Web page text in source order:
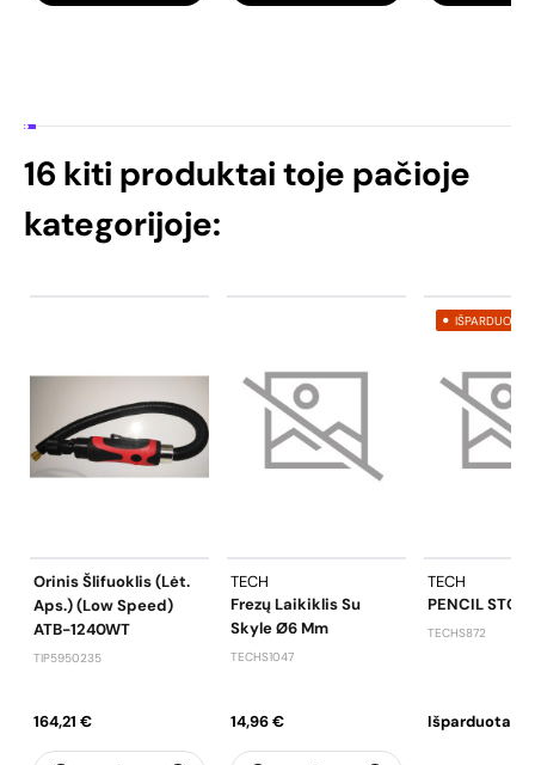
16 kiti produktai toje pačioje
kategorijoje:
Orinis Šlifuoklis (lėt.
Aps.) (Low Speed)
ATB-1240WT
TIP5950235
164,21 €
TECH
Frezų Laikiklis Su
Skyle Ø6 Mm
TECHS1047
14,96 €
IŠPARDUOTA
TECH
PENCIL
TECHS872
Išparduota